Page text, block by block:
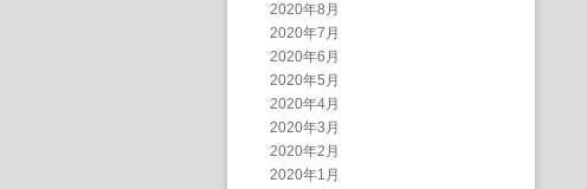
2020年8月
2020年7月
2020年6月
2020年5月
2020年4月
2020年3月
2020年2月
2020年1月